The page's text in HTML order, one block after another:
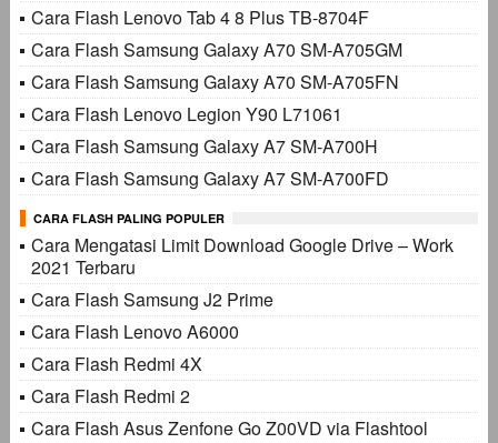
Cara Flash Lenovo Tab 4 8 Plus TB-8704F
Cara Flash Samsung Galaxy A70 SM-A705GM
Cara Flash Samsung Galaxy A70 SM-A705FN
Cara Flash Lenovo Legion Y90 L71061
Cara Flash Samsung Galaxy A7 SM-A700H
Cara Flash Samsung Galaxy A7 SM-A700FD
CARA FLASH PALING POPULER
Cara Mengatasi Limit Download Google Drive – Work
2021 Terbaru
Cara Flash Samsung J2 Prime
Cara Flash Lenovo A6000
Cara Flash Redmi 4X
Cara Flash Redmi 2
Cara Flash Asus Zenfone Go Z00VD via Flashtool